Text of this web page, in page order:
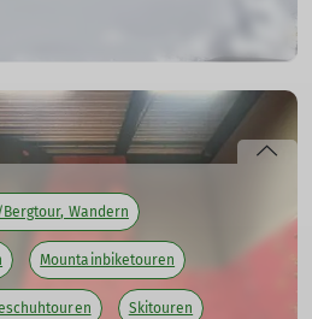
- Do. 19.03.2026, 19:00 Uhr
in die neue Saison:
kommen.
Bergtour, Wandern
Mountainbiketouren
Skitouren